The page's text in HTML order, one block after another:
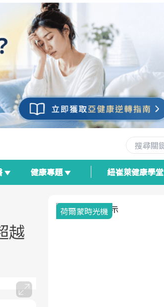
健康專題 紐崔萊健康學堂
越
荷爾蒙時光機